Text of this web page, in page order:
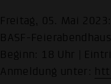
Freitag, 05. Mai
BASF-Feierabendhaus
Beginn: 18 Uhr |
Anmeldung unter: